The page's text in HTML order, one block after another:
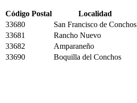
Código Postal
Localidad
33680
San Francisco de Conchos
33681
Rancho Nuevo
33682
Amparaneño
33690
Boquilla del Conchos